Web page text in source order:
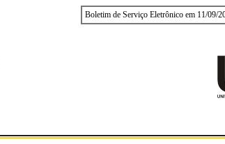
Boletim de Serviço Eletrônico em 11/09/